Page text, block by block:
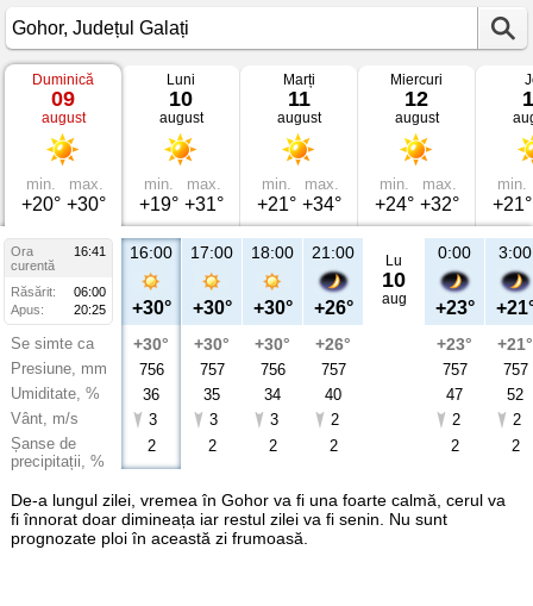
Vremea
Gohor
Județul
Galați
Duminică
09
august
min.
+20°
max.
+30°
Luni
10
august
min.
+19°
max.
+31°
Marți
11
august
min.
+21°
max.
+34°
Miercuri
12
august
min.
+24°
max.
+32°
min.
+21°
Ora
16:41
curentă
Răsărit:
06:00
Apus:
20:25
Se simte ca
Presiune, mm
Umiditate, %
Vânt, m/s
Șanse de
precipitații, %
16:00
+30°
+30°
756
36
3
2
17:00
+30°
+30°
757
35
3
2
18:00
+30°
+30°
756
34
3
2
21:00
+26°
+26°
757
40
2
2
Lu
10
aug
0:00
+23°
+23°
757
47
2
2
3:00
+21°
757
52
2
2
De-a lungul zilei, vremea în Gohor va fi una foarte calmă, cerul va
fi înnorat doar dimineața iar restul zilei va fi senin. Nu sunt
prognozate ploi în această zi frumoasă.